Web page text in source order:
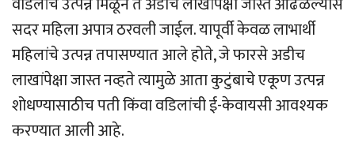
सदर महिला अपात्र ठरवली जाईल. यापूर्वी केवळ लाभार्थी
महिलांचे उत्पन्न तपासण्यात आले होते, जे फारसे अडीच
लाखांपेक्षा जास्त नव्हते त्यामुळे आता कुटुंबाचे एकूण उत्पन्न
शोधण्यासाठीच पती किंवा वडिलांची ई-केवायसी आवश्यक
करण्यात आली आहे.